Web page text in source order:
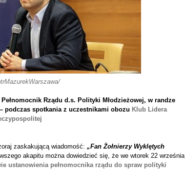
Pełnomocnik Rządu d.s. Polityki Młodzieżowej, w randze
podczas spotkania z uczestnikami obozu Klub Lidera
zaskakującą wiadomość: „Fan Żołnierzy Wyklętych
akapitu można dowiedzieć się, że we wtorek 22 września
ustanowienia pełnomocnika rządu do spraw polityki